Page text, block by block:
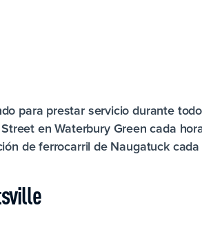
para prestar servicio durante
en Waterbury Green cada
de ferrocarril de Naugatuck cada